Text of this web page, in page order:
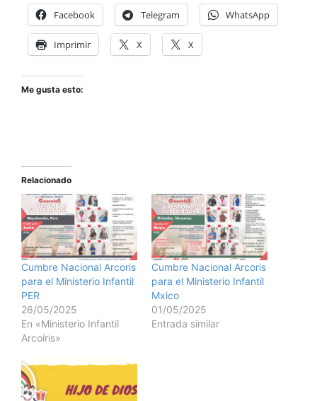
Facebook Telegram WhatsApp
Imprimir X X
Me gusta esto:
Relacionado
Cumbre Nacional Arcoris
para el Ministerio Infantil
PER
26/05/2025
En «Ministerio Infantil
Arcoíris»
Cumbre Nacional Arcoris
para el Ministerio Infantil
Mxico
01/05/2025
Entrada similar